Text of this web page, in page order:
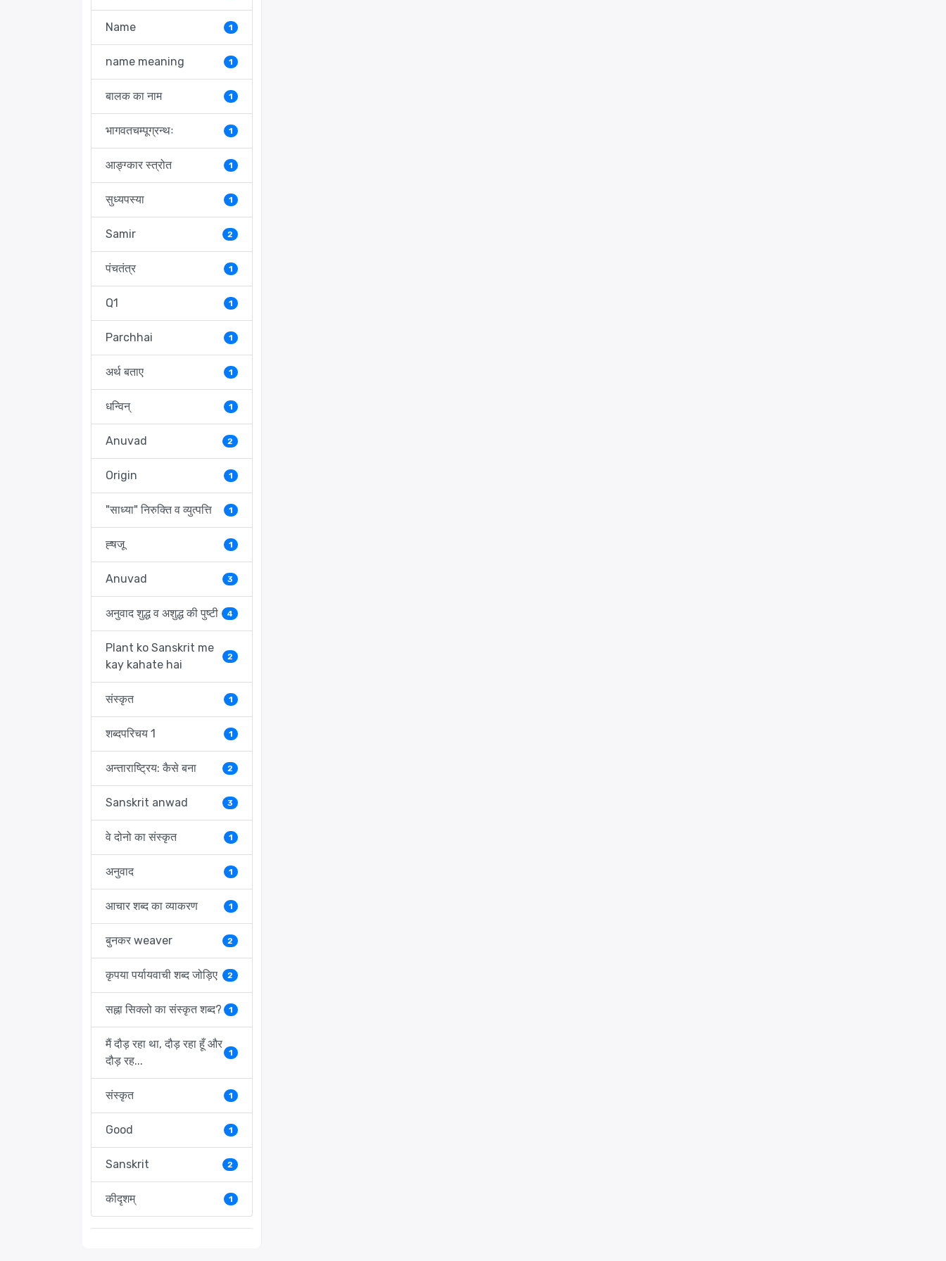
Name 1
name meaning 1
बालक का नाम 1
भागवतचम्पूग्रन्थः 1
आङ्ग्कार स्त्रोत 1
सुध्यपस्या 1
Samir 2
पंचतंत्र 1
Q1 1
Parchhai 1
अर्थ बताए 1
धन्विन् 1
Anuvad 2
Origin 1
"साध्या" निरुक्ति व व्युत्पत्ति 1
ह्षजू 1
Anuvad 3
अनुवाद शुद्ध व अशुद्ध की पुष्टी 4
Plant ko Sanskrit me
kay kahate hai
2
संस्कृत 1
शब्दपरिचय 1 1
अन्ताराष्ट्रिय: कैसे बना 2
Sanskrit anwad 3
वे दोनो का संस्कृत 1
अनुवाद 1
आचार शब्द का व्याकरण 1
बुनकर weaver 2
कृपया पर्यायवाची शब्द जोड़िए 2
सह्ना सिक्लो का संस्कृत शब्द? 1
मैं दौड़ रहा था, दौड़ रहा हूँ और
दौड़ रह...
1
संस्कृत 1
Good 1
Sanskrit 2
कीदृशम् 1